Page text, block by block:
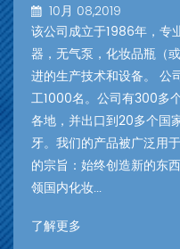
10月 08,2019
该公司成立于1986年，专
器，无气泵，化妆品瓶（
进的生产技术和设备。
工1000名。公司有300多
各地，并出口到20多个国
牙。我们的产品被广泛用
的宗旨：始终创造新的东
领国内化妆...
了解更多